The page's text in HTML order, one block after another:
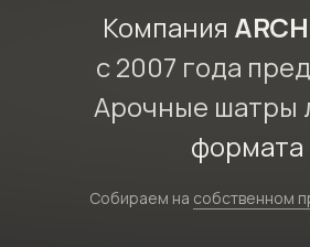
Компания
с 2007 года
Арочные шатры
формата
Собираем на собственном